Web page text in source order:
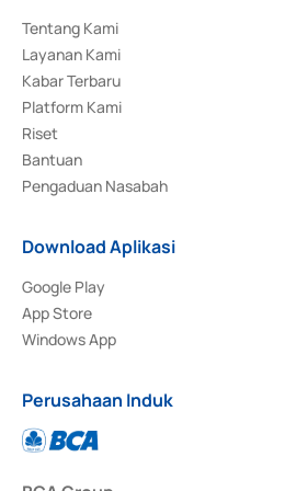
Tentang Kami
Layanan Kami
Kabar Terbaru
Platform Kami
Riset
Bantuan
Pengaduan Nasabah
Download Aplikasi
Google Play
App Store
Windows App
Perusahaan Induk